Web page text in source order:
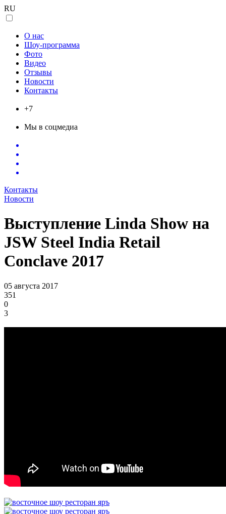
RU
О нас
Шоу-программа
Фото
Видео
Отзывы
Новости
Контакты
+7
Мы в соцмедиа
Контакты
Новости
Выступление Linda Show на
JSW Steel India Retail
Conclave 2017
05 августа 2017
351
0
3